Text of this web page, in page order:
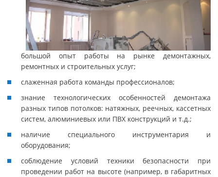
большой опыт работы на рынке демонтажных,
ремонтных и строительных услуг;
слаженная работа команды профессионалов;
знание технологических особенностей демонтажа
разных типов потолков: натяжных, реечных, кассетных
систем, алюминиевых или ПВХ конструкций и т.д.;
наличие специального инструментария и
оборудования;
соблюдение условий техники безопасности при
проведении работ на высоте (например, в габаритных